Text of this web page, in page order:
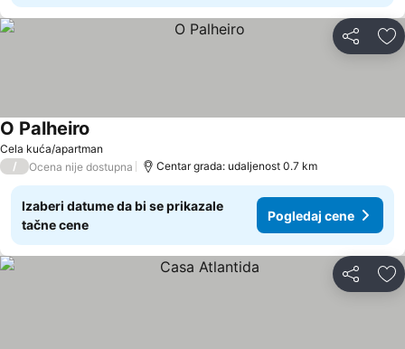
Deli
Cela kuća/apartman
O Palheiro
/ Ocena nije dostupna Centar grada: udaljenost 0.7 km
Izaberi datume da bi se prikazale
tačne cene
Pogledaj cene
Deli